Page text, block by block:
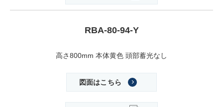
RBA-80-94-Y
高さ800mm 本体黄色 頭部蓄光なし
図面はこちら